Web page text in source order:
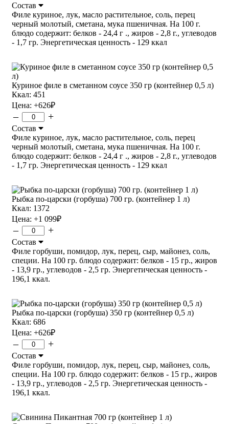
Состав
Филе куриное, лук, масло растительное, соль, перец
черный молотый, сметана, мука пшеничная. На 100 г.
блюдо содержит: белков - 24,4 г ., жиров - 2,8 г., углеводов
- 1,7 гр. Энергетическая ценность - 129 ккал
Куриное филе в сметанном соусе 350 гр (контейнер 0,5 л)
Ккал: 451
Цена: +626₽
– +
Состав
Филе куриное, лук, масло растительное, соль, перец
черный молотый, сметана, мука пшеничная. На 100 г.
блюдо содержит: белков - 24,4 г ., жиров - 2,8 г., углеводов
- 1,7 гр. Энергетическая ценность - 129 ккал
Рыбка по-царски (горбуша) 700 гр. (контейнер 1 л)
Ккал: 1372
Цена: +1 099₽
– +
Состав
Филе горбуши, помидор, лук, перец, сыр, майонез, соль,
специи. На 100 гр. блюдо содержит: белков - 15 гр., жиров
- 13,9 гр., углеводов - 2,5 гр. Энергетическая ценность -
196,1 ккал.
Рыбка по-царски (горбуша) 350 гр (контейнер 0,5 л)
Ккал: 686
Цена: +626₽
– +
Состав
Филе горбуши, помидор, лук, перец, сыр, майонез, соль,
специи. На 100 гр. блюдо содержит: белков - 15 гр., жиров
- 13,9 гр., углеводов - 2,5 гр. Энергетическая ценность -
196,1 ккал.